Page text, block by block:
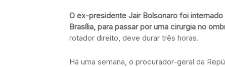
O ex-presidente Jair Bolsonaro foi
Brasília, para passar por uma cirurgia no
rotador direito, deve durar três horas.
Há uma semana, o procurador-geral da